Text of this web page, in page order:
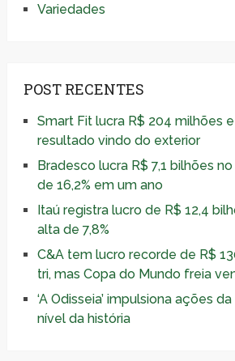
Variedades
POST RECENTES
Smart Fit lucra R$ 204 milhões
resultado vindo do exterior
Bradesco lucra R$ 7,1 bilhões
de 16,2% em um ano
Itaú registra lucro de R$ 12,4
alta de 7,8%
C&A tem lucro recorde de R$
tri, mas Copa do Mundo freia
‘A Odisseia’ impulsiona ações
nível da história